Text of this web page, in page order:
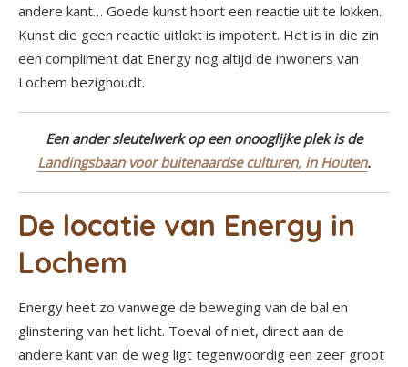
andere kant… Goede kunst hoort een reactie uit te lokken.
Kunst die geen reactie uitlokt is impotent. Het is in die zin
een compliment dat Energy nog altijd de inwoners van
Lochem bezighoudt.
Een ander sleutelwerk op een onooglijke plek is de
Landingsbaan voor buitenaardse culturen, in Houten.
De locatie van Energy in
Lochem
Energy heet zo vanwege de beweging van de bal en
glinstering van het licht. Toeval of niet, direct aan de
andere kant van de weg ligt tegenwoordig een zeer groot